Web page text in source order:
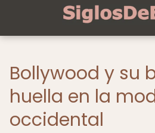
Bollywood y su
huella en la
occidental